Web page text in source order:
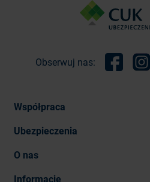
Obserwuj nas:
Współpraca
Ubezpieczenia
O nas
Informacje